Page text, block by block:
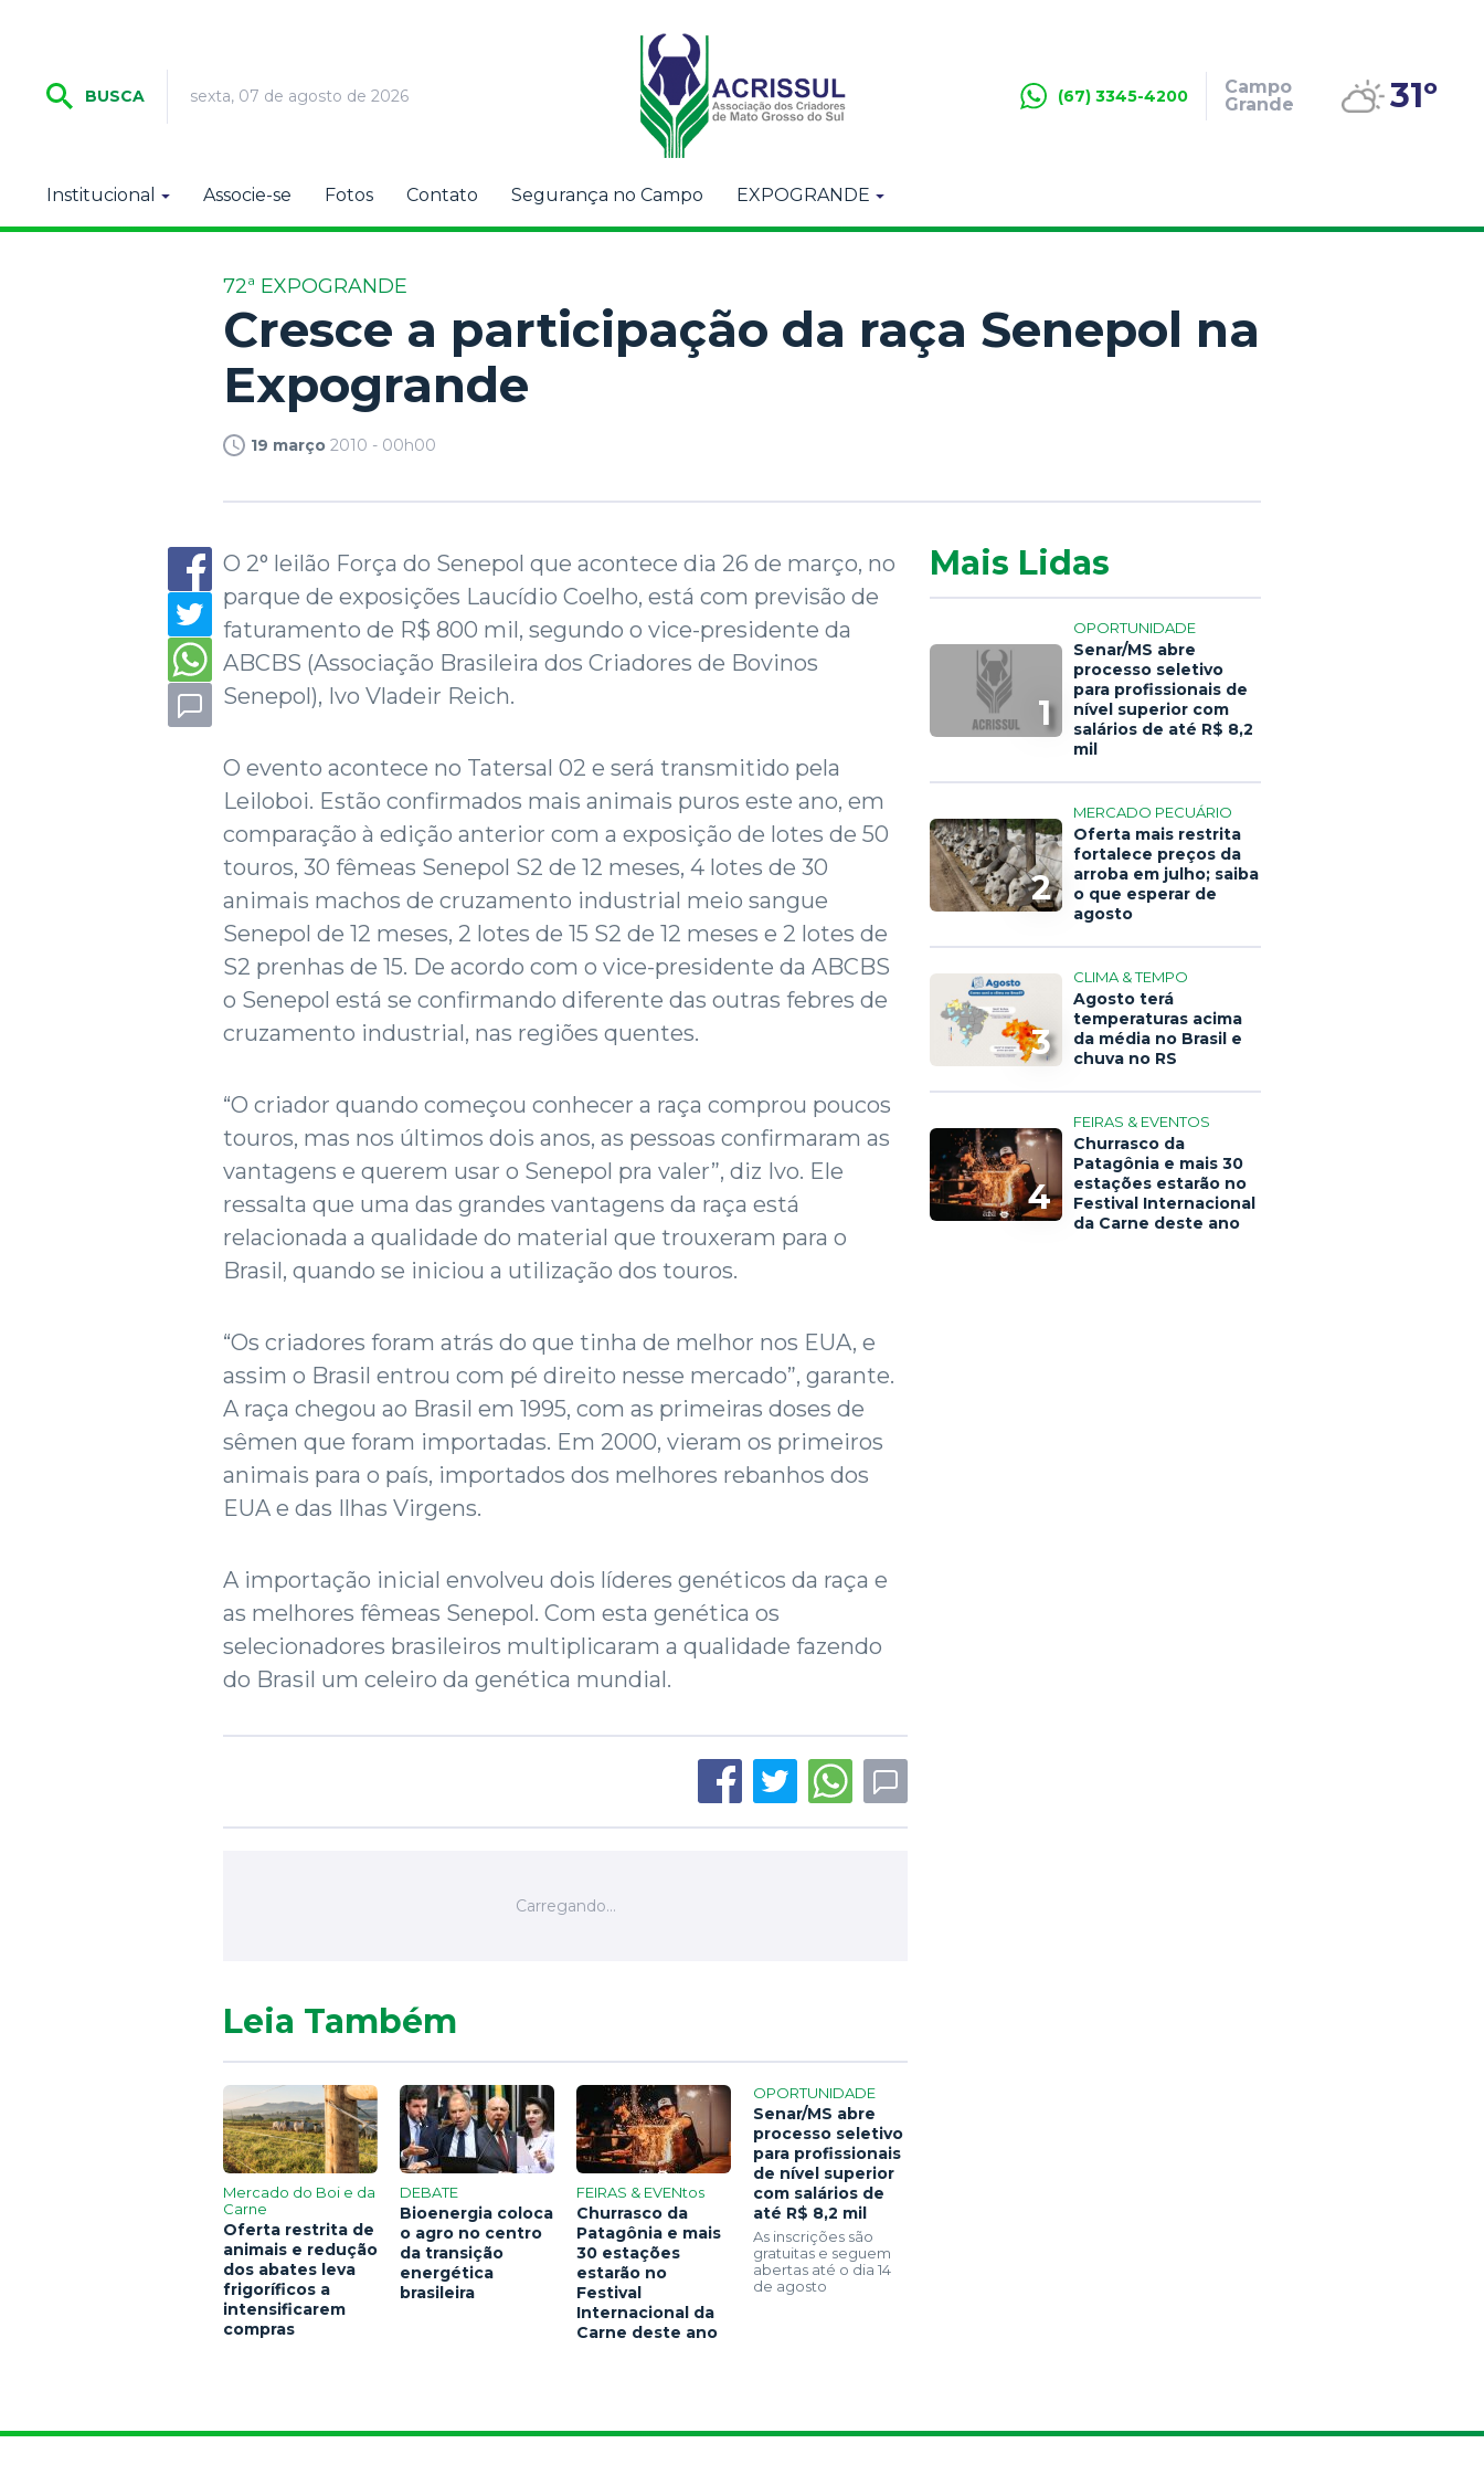
BUSCA sexta, 07 de agosto de 2026 (67) 3345-4200
Campo
Grande
31º
Institucional Associe-se Fotos Contato Segurança no Campo EXPOGRANDE
72ª EXPOGRANDE
Cresce a participação da raça Senepol na
Expogrande
19 março 2010 - 00h00
O 2° leilão Força do Senepol que acontece dia 26 de março, no
parque de exposições Laucídio Coelho, está com previsão de
faturamento de R$ 800 mil, segundo o vice-presidente da
ABCBS (Associação Brasileira dos Criadores de Bovinos
Senepol), Ivo Vladeir Reich.
O evento acontece no Tatersal 02 e será transmitido pela
Leiloboi. Estão confirmados mais animais puros este ano, em
comparação à edição anterior com a exposição de lotes de 50
touros, 30 fêmeas Senepol S2 de 12 meses, 4 lotes de 30
animais machos de cruzamento industrial meio sangue
Senepol de 12 meses, 2 lotes de 15 S2 de 12 meses e 2 lotes de
S2 prenhas de 15. De acordo com o vice-presidente da ABCBS
o Senepol está se confirmando diferente das outras febres de
cruzamento industrial, nas regiões quentes.
“O criador quando começou conhecer a raça comprou poucos
touros, mas nos últimos dois anos, as pessoas confirmaram as
vantagens e querem usar o Senepol pra valer”, diz Ivo. Ele
ressalta que uma das grandes vantagens da raça está
relacionada a qualidade do material que trouxeram para o
Brasil, quando se iniciou a utilização dos touros.
“Os criadores foram atrás do que tinha de melhor nos EUA, e
assim o Brasil entrou com pé direito nesse mercado”, garante.
A raça chegou ao Brasil em 1995, com as primeiras doses de
sêmen que foram importadas. Em 2000, vieram os primeiros
animais para o país, importados dos melhores rebanhos dos
EUA e das Ilhas Virgens.
A importação inicial envolveu dois líderes genéticos da raça e
as melhores fêmeas Senepol. Com esta genética os
selecionadores brasileiros multiplicaram a qualidade fazendo
do Brasil um celeiro da genética mundial.
Mais Lidas
1
OPORTUNIDADE
Senar/MS abre
processo seletivo
para profissionais de
nível superior com
salários de até R$ 8,2
mil
2
MERCADO PECUÁRIO
Oferta mais restrita
fortalece preços da
arroba em julho; saiba
o que esperar de
agosto
3
CLIMA & TEMPO
Agosto terá
temperaturas acima
da média no Brasil e
chuva no RS
4
FEIRAS & EVENTOS
Churrasco da
Patagônia e mais 30
estações estarão no
Festival Internacional
da Carne deste ano
Leia Também
Mercado do Boi e da
Carne
Oferta restrita de
animais e redução
dos abates leva
frigoríficos a
intensificarem
compras
DEBATE
Bioenergia coloca
o agro no centro
da transição
energética
brasileira
FEIRAS & EVENtos
Churrasco da
Patagônia e mais
30 estações
estarão no
Festival
Internacional da
Carne deste ano
OPORTUNIDADE
Senar/MS abre
processo seletivo
para profissionais
de nível superior
com salários de
até R$ 8,2 mil
As inscrições são
gratuitas e seguem
abertas até o dia 14
de agosto